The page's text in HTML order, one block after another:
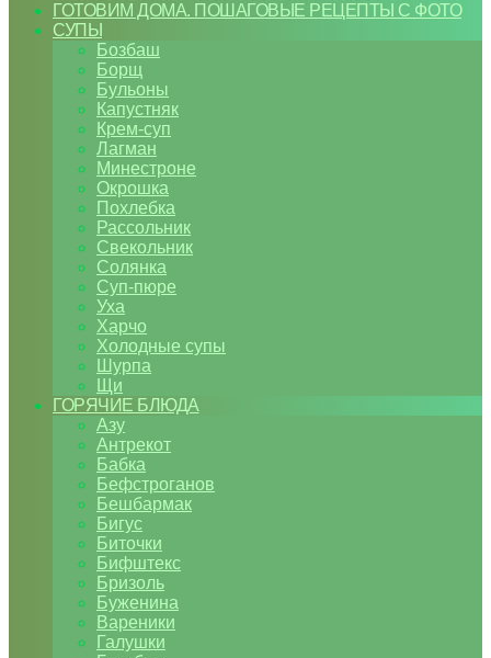
ГОТОВИМ ДОМА. ПОШАГОВЫЕ РЕЦЕПТЫ С ФОТО
СУПЫ
Бозбаш
Борщ
Бульоны
Капустняк
Крем-суп
Лагман
Минестроне
Окрошка
Похлебка
Рассольник
Свекольник
Солянка
Суп-пюре
Уха
Харчо
Холодные супы
Шурпа
Щи
ГОРЯЧИЕ БЛЮДА
Азу
Антрекот
Бабка
Бефстроганов
Бешбармак
Бигус
Биточки
Бифштекс
Бризоль
Буженина
Вареники
Галушки